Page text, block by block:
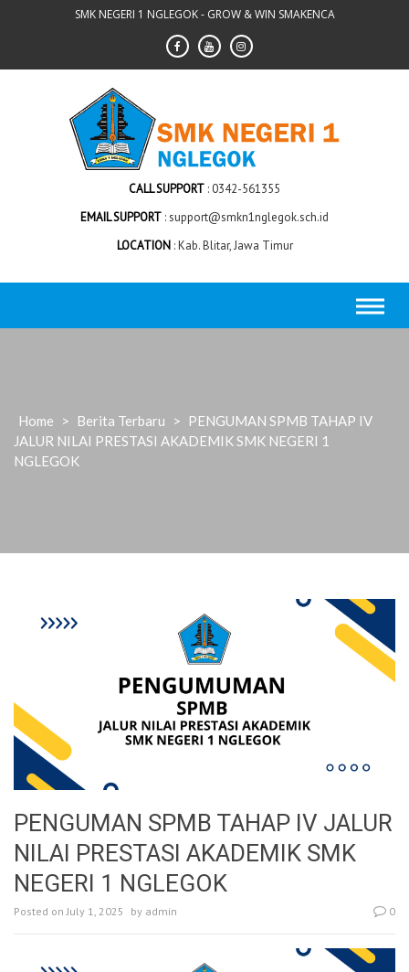
SMK NEGERI 1 NGLEGOK - GROW & WIN SMAKENCA
CALL SUPPORT 0342-561355
EMAIL SUPPORT support@smkn1nglegok.sch.id
LOCATION Kab. Blitar, Jawa Timur
Home > Berita Terbaru >
PENGUMAN SPMB TAHAP IV
JALUR NILAI PRESTASI AKADEMIK SMK NEGERI 1
NGLEGOK
PENGUMAN SPMB TAHAP IV JALUR
NILAI PRESTASI AKADEMIK SMK
NEGERI 1 NGLEGOK
Posted on July 1, 2025 by admin 0